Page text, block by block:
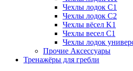
Чехлы лодок C1
Чехлы лодок C2
Чехлы вёсел K1
Чехлы весел C1
Чехлы лодок
Прочие Аксессуары
Тренажёры для гребли